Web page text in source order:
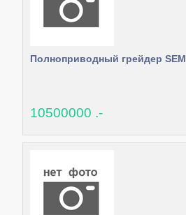
Полноприводный грейдер
10500000 .-